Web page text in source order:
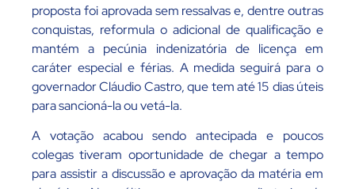
proposta foi aprovada sem ressalvas e, dentre outras
conquistas, reformula o adicional de qualificação e
mantém a pecúnia indenizatória de licença em
caráter especial e férias. A medida seguirá para o
governador Cláudio Castro, que tem até 15 dias úteis
para sancioná-la ou vetá-la.
A votação acabou sendo antecipada e poucos
colegas tiveram oportunidade de chegar a tempo
para assistir a discussão e aprovação da matéria em